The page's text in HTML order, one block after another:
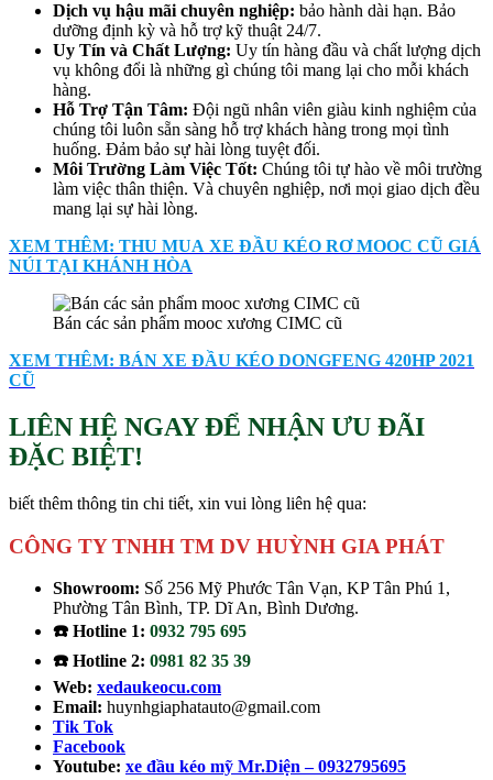
Dịch vụ hậu mãi chuyên nghiệp: bảo hành dài hạn. Bảo
dưỡng định kỳ và hỗ trợ kỹ thuật 24/7.
Uy Tín và Chất Lượng: Uy tín hàng đầu và chất lượng dịch
vụ không đổi là những gì chúng tôi mang lại cho mỗi khách
hàng.
Hỗ Trợ Tận Tâm: Đội ngũ nhân viên giàu kinh nghiệm của
chúng tôi luôn sẵn sàng hỗ trợ khách hàng trong mọi tình
huống. Đảm bảo sự hài lòng tuyệt đối.
Môi Trường Làm Việc Tốt: Chúng tôi tự hào về môi trường
làm việc thân thiện. Và chuyên nghiệp, nơi mọi giao dịch đều
mang lại sự hài lòng.
XEM THÊM: THU MUA XE ĐẦU KÉO RƠ MOOC CŨ GIÁ
NÚI TẠI KHÁNH HÒA
Bán các sản phẩm mooc xương CIMC cũ
XEM THÊM: BÁN XE ĐẦU KÉO DONGFENG 420HP 2021
CŨ
LIÊN HỆ NGAY ĐỂ NHẬN ƯU ĐÃI
ĐẶC BIỆT!
biết thêm thông tin chi tiết, xin vui lòng liên hệ qua:
CÔNG TY TNHH TM DV HUỲNH GIA PHÁT
Showroom: Số 256 Mỹ Phước Tân Vạn, KP Tân Phú 1,
Phường Tân Bình, TP. Dĩ An, Bình Dương.
☎️ Hotline 1: 0932 795 695
☎️ Hotline 2: 0981 82 35 39
Web: xedaukeocu.com
Email: huynhgiaphatauto@gmail.com
Tik Tok
Facebook
Youtube: xe đầu kéo mỹ Mr.Diện – 0932795695